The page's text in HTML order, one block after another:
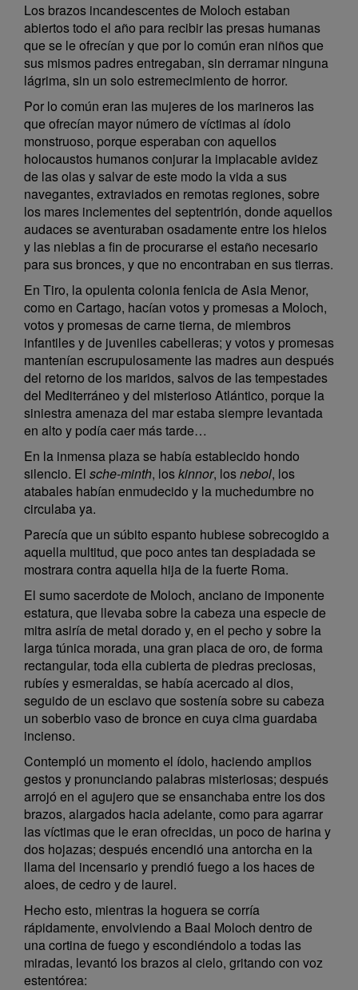
Los brazos incandescentes de Moloch estaban
abiertos todo el año para recibir las presas humanas
que se le ofrecían y que por lo común eran niños que
sus mismos padres entregaban, sin derramar ninguna
lágrima, sin un solo estremecimiento de horror.
Por lo común eran las mujeres de los marineros las
que ofrecían mayor número de víctimas al ídolo
monstruoso, porque esperaban con aquellos
holocaustos humanos conjurar la implacable avidez
de las olas y salvar de este modo la vida a sus
navegantes, extraviados en remotas regiones, sobre
los mares inclementes del septentrión, donde aquellos
audaces se aventuraban osadamente entre los hielos
y las nieblas a fin de procurarse el estaño necesario
para sus bronces, y que no encontraban en sus tierras.
En Tiro, la opulenta colonia fenicia de Asia Menor,
como en Cartago, hacían votos y promesas a Moloch,
votos y promesas de carne tierna, de miembros
infantiles y de juveniles cabelleras; y votos y promesas
mantenían escrupulosamente las madres aun después
del retorno de los maridos, salvos de las tempestades
del Mediterráneo y del misterioso Atlántico, porque la
siniestra amenaza del mar estaba siempre levantada
en alto y podía caer más tarde…
En la inmensa plaza se había establecido hondo
silencio. El sche-minth, loskinnor, losnebol, los
atabales habían enmudecido y la muchedumbre no
circulaba ya.
Parecía que un súbito espanto hubiese sobrecogido a
aquella multitud, que poco antes tan despiadada se
mostrara contra aquella hija de la fuerte Roma.
El sumo sacerdote de Moloch, anciano de imponente
estatura, que llevaba sobre la cabeza una especie de
mitra asiría de metal dorado y, en el pecho y sobre la
larga túnica morada, una gran placa de oro, de forma
rectangular, toda ella cubierta de piedras preciosas,
rubíes y esmeraldas, se había acercado al dios,
seguido de un esclavo que sostenía sobre su cabeza
un soberbio vaso de bronce en cuya cima guardaba
incienso.
Contempló un momento el ídolo, haciendo amplios
gestos y pronunciando palabras misteriosas; después
arrojó en el agujero que se ensanchaba entre los dos
brazos, alargados hacia adelante, como para agarrar
las víctimas que le eran ofrecidas, un poco de harina y
dos hojazas; después encendió una antorcha en la
llama del incensario y prendió fuego a los haces de
aloes, de cedro y de laurel.
Hecho esto, mientras la hoguera se corría
rápidamente, envolviendo a Baal Moloch dentro de
una cortina de fuego y escondiéndolo a todas las
miradas, levantó los brazos al cielo, gritando con voz
estentórea: